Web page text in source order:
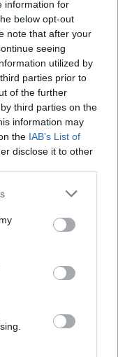
information for
below opt-out
note that after your
seeing
utilized by
parties prior to
of the further
third parties on the
information may
the IAB’s List of
disclose it to other
η
θα
της
των
καρκίνου.
συνέδριο και
μπορούν
ΕΔΩ